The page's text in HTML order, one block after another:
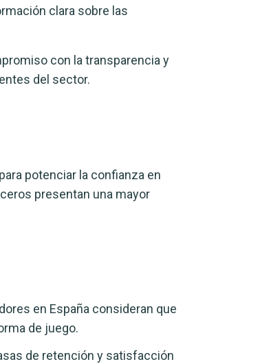
clara sobre las
con la transparencia y
del sector.
potenciar la confianza en
presentan una mayor
en España consideran que
de juego.
de retención y satisfacción